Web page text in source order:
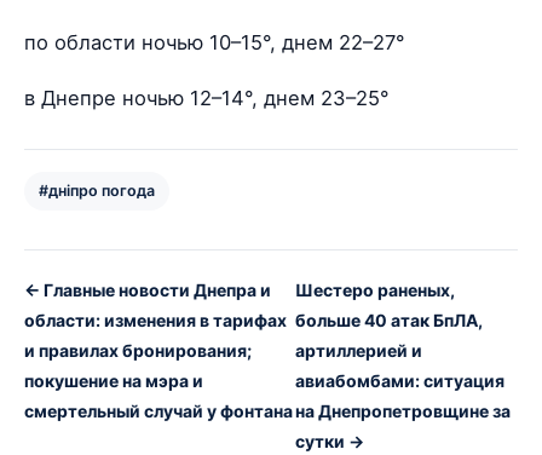
по области ночью 10–15°, днем 22–27°
в Днепре ночью 12–14°, днем 23–25°
#дніпро погода
← Главные новости Днепра и
области: изменения в тарифах
и правилах бронирования;
покушение на мэра и
смертельный случай у фонтана
Шестеро раненых,
больше 40 атак БпЛА,
артиллерией и
авиабомбами: ситуация
на Днепропетровщине за
сутки →